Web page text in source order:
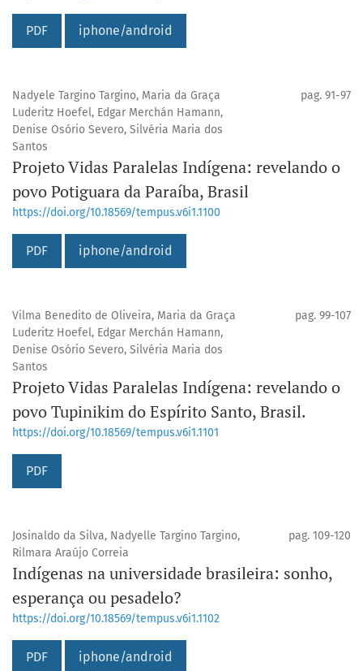
PDF iphone/android
Nadyele Targino Targino, Maria da Graça
Luderitz Hoefel, Edgar Merchán Hamann,
Denise Osório Severo, Silvéria Maria dos
Santos
pag. 91-97
Projeto Vidas Paralelas Indígena: revelando o
povo Potiguara da Paraíba, Brasil
https://doi.org/10.18569/tempus.v6i1.1100
PDF iphone/android
Vilma Benedito de Oliveira, Maria da Graça
Luderitz Hoefel, Edgar Merchán Hamann,
Denise Osório Severo, Silvéria Maria dos
Santos
pag. 99-107
Projeto Vidas Paralelas Indígena: revelando o
povo Tupinikim do Espírito Santo, Brasil.
https://doi.org/10.18569/tempus.v6i1.1101
PDF
Josinaldo da Silva, Nadyelle Targino Targino,
Rilmara Araújo Correia
pag. 109-120
Indígenas na universidade brasileira: sonho,
esperança ou pesadelo?
https://doi.org/10.18569/tempus.v6i1.1102
PDF iphone/android